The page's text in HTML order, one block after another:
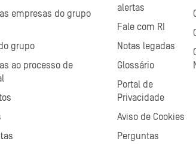
empresas do grupo
grupo
ao processo de
alertas
Fale com RI
Notas legadas
Glossário
Portal de
Privacidade
Aviso de Cookies
Perguntas